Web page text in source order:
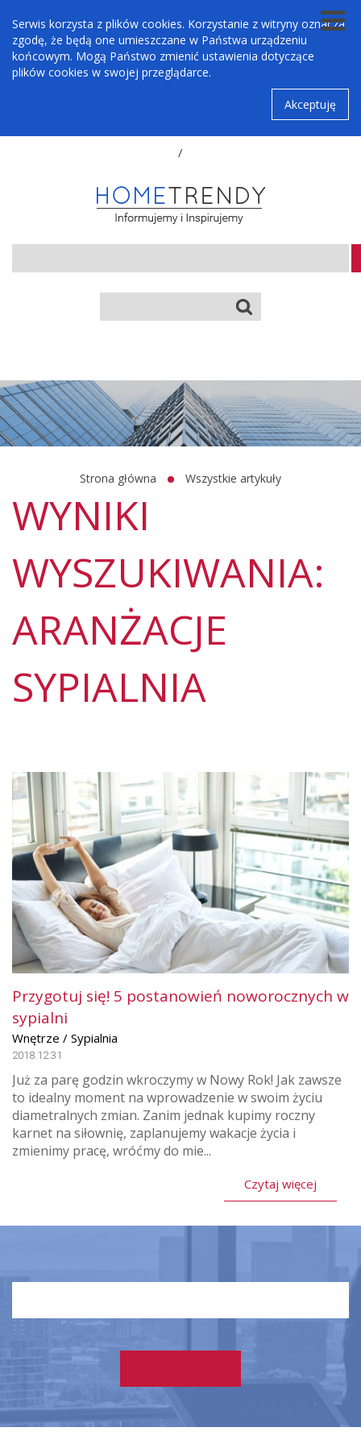
Serwis korzysta z plików cookies. Korzystanie z witryny oznacza
zgodę, że będą one umieszczane w Państwa urządzeniu
końcowym. Mogą Państwo zmienić ustawienia dotyczące
plików cookies w swojej przeglądarce.
Akceptuję
/
Strona główna Wszystkie artykuły
WYNIKI
WYSZUKIWANIA:
ARANŻACJE
SYPIALNIA
Przygotuj się! 5 postanowień noworocznych w
sypialni
Wnętrze / Sypialnia
2018.12.31
Już za parę godzin wkroczymy w Nowy Rok! Jak zawsze
to idealny moment na wprowadzenie w swoim życiu
diametralnych zmian. Zanim jednak kupimy roczny
karnet na siłownię, zaplanujemy wakacje życia i
zmienimy pracę, wróćmy do mie...
Czytaj więcej